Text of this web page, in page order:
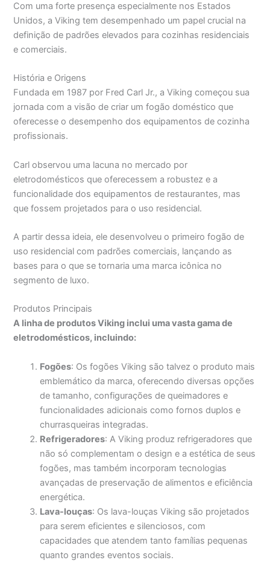
Com uma forte presença especialmente nos Estados
Unidos, a Viking tem desempenhado um papel crucial na
definição de padrões elevados para cozinhas residenciais
e comerciais.
História e Origens
Fundada em 1987 por Fred Carl Jr., a Viking começou sua
jornada com a visão de criar um fogão doméstico que
oferecesse o desempenho dos equipamentos de cozinha
profissionais.
Carl observou uma lacuna no mercado por
eletrodomésticos que oferecessem a robustez e a
funcionalidade dos equipamentos de restaurantes, mas
que fossem projetados para o uso residencial.
A partir dessa ideia, ele desenvolveu o primeiro fogão de
uso residencial com padrões comerciais, lançando as
bases para o que se tornaria uma marca icônica no
segmento de luxo.
Produtos Principais
A linha de produtos Viking inclui uma vasta gama de
eletrodomésticos, incluindo:
Fogões: Os fogões Viking são talvez o produto mais
emblemático da marca, oferecendo diversas opções
de tamanho, configurações de queimadores e
funcionalidades adicionais como fornos duplos e
churrasqueiras integradas.
Refrigeradores: A Viking produz refrigeradores que
não só complementam o design e a estética de seus
fogões, mas também incorporam tecnologias
avançadas de preservação de alimentos e eficiência
energética.
Lava-louças: Os lava-louças Viking são projetados
para serem eficientes e silenciosos, com
capacidades que atendem tanto famílias pequenas
quanto grandes eventos sociais.